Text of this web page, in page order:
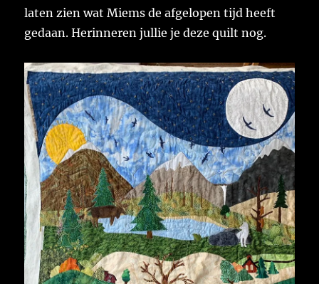
laten zien wat Miems de afgelopen tijd heeft
gedaan. Herinneren jullie je deze quilt nog.